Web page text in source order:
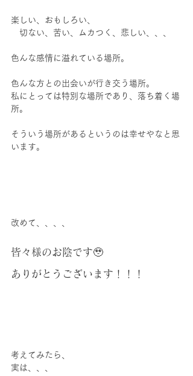
楽しい、おもしろい、
切ない、苦い、ムカつく、悲しい、、、
色んな感情に溢れている場所。
色んな方との出会いが行き交う場所。
私にとっては特別な場所であり、落ち着く場
所。
そういう場所があるというのは幸せやなと思
います。
改めて、、、、
皆々様のお陰です🥹
ありがとうございます！！！
考えてみたら、
実は、、、